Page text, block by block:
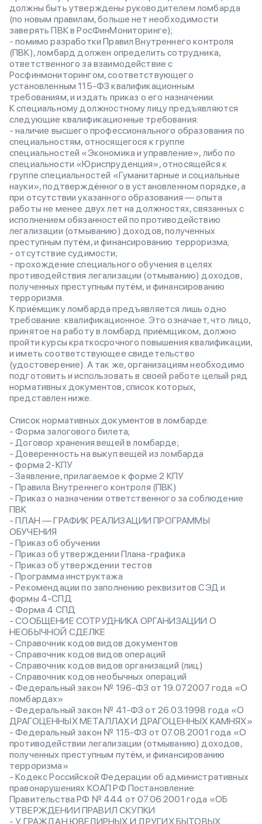
должны быть утверждены руководителем ломбарда
(по новым правилам, больше нет необходимости
заверять ПВК в РосФинМониторинге);
- помимо разработки Правил Внутреннего контроля
(ПВК), ломбард должен определить сотрудника,
ответственного за взаимодействие с
Росфинмониторингом, соответствующего
установленным 115-ФЗ квалификационным
требованиям, и издать приказ о его назначении.
К специальному должностному лицу предъявляются
следующие квалификационные требования:
- наличие высшего профессионального образования по
специальностям, относящегося к группе
специальностей «Экономика и управление», либо по
специальности «Юриспруденция», относящейся к
группе специальностей «Гуманитарные и социальные
науки», подтверждённого в установленном порядке, а
при отсутствии указанного образования — опыта
работы не менее двух лет на должностях, связанных с
исполнением обязанностей по противодействию
легализации (отмыванию) доходов, полученных
преступным путём, и финансированию терроризма;
- отсутствие судимости;
- прохождение специального обучения в целях
противодействия легализации (отмыванию) доходов,
полученных преступным путём, и финансированию
терроризма.
К приёмщику ломбарда предъявляется лишь одно
требование: квалификационное. Это означает, что лицо,
принятое на работу в ломбард приёмщиком, должно
пройти курсы краткосрочного повышения квалификации,
и иметь соответствующее свидетельство
(удостоверение). А так же, организациям необходимо
подготовить и использовать в своей работе целый ряд
нормативных документов, список которых,
представлен ниже.
Список нормативных документов в ломбарде:
- Форма залогового билета;
- Договор хранения вещей в ломбарде;
- Доверенность на выкуп вещей из ломбарда
- форма 2-КПУ
- Заявление, прилагаемое к форме 2 КПУ
- Правила Внутреннего контроля (ПВК)
- Приказ о назначении ответственного за соблюдение
ПВК
- ПЛАН — ГРАФИК РЕАЛИЗАЦИИ ПРОГРАММЫ
ОБУЧЕНИЯ
- Приказ об обучении
- Приказ об утверждении Плана-графика
- Приказ об утверждении тестов
- Программа инструктажа
- Рекомендации по заполнению реквизитов СЭД и
формы 4-СПД
- Форма 4 СПД
- СООБЩЕНИЕ СОТРУДНИКА ОРГАНИЗАЦИИ О
НЕОБЫЧНОЙ СДЕЛКЕ
- Справочник кодов видов документов
- Справочник кодов видов операций
- Справочник кодов видов организаций (лиц)
- Справочник кодов необычных операций
- Федеральный закон № 196-ФЗ от 19.07.2007 года «О
ломбардах»
- Федеральный закон № 41-ФЗ от 26.03.1998 года «О
ДРАГОЦЕННЫХ МЕТАЛЛАХ И ДРАГОЦЕННЫХ КАМНЯХ»
- Федеральный закон № 115-ФЗ от 07.08.2001 года «О
противодействии легализации (отмыванию) доходов,
полученных преступным путём, и финансированию
терроризма»
- Кодекс Российской Федерации об административных
правонарушениях КОАП РФ Постановление
Правительства РФ № 444 от 07.06.2001 года «ОБ
УТВЕРЖДЕНИИ ПРАВИЛ СКУПКИ
- У ГРАЖДАН ЮВЕЛИРНЫХ И ДРУГИХ БЫТОВЫХ